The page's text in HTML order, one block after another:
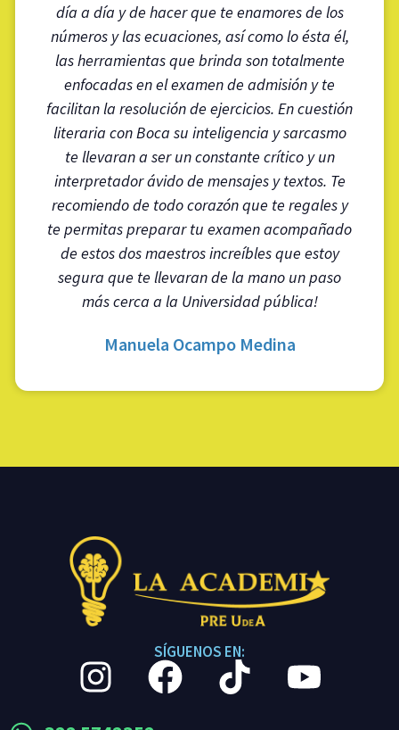
día a día y de hacer que te enamores de los
números y las ecuaciones, así como lo ésta él,
las herramientas que brinda son totalmente
enfocadas en el examen de admisión y te
facilitan la resolución de ejercicios. En cuestión
literaria con Boca su inteligencia y sarcasmo
te llevaran a ser un constante crítico y un
interpretador ávido de mensajes y textos. Te
recomiendo de todo corazón que te regales y
te permitas preparar tu examen acompañado
de estos dos maestros increíbles que estoy
segura que te llevaran de la mano un paso
más cerca a la Universidad pública!
Manuela Ocampo Medina
SÍGUENOS EN: